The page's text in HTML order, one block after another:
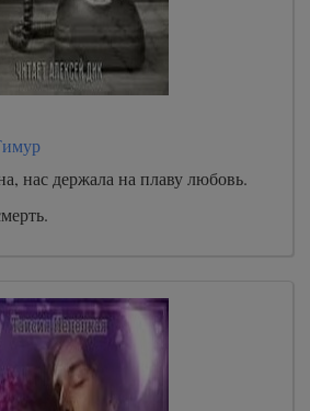
нас держала на плаву любовь.